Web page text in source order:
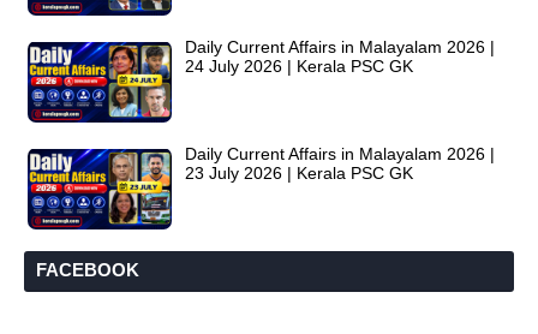
Daily Current Affairs in Malayalam 2026 |
24 July 2026 | Kerala PSC GK
Daily Current Affairs in Malayalam 2026 |
23 July 2026 | Kerala PSC GK
FACEBOOK